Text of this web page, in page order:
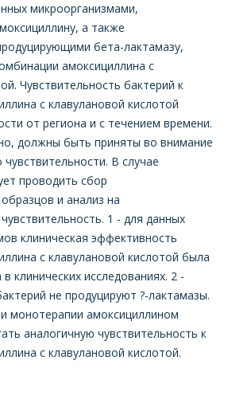
микроорганизмами,
а также
бета-лактамазу,
амоксициллина с
Чувствительность бактерий к
с клавулановой кислотой
от региона и с течением времени.
должны быть приняты во внимание
В случае
проводить сбор
и анализ на
1 - для данных
клиническая эффективность
с клавулановой кислотой была
клинических исследованиях. 2 -
не продуцируют ?-лактамазы.
монотерапии амоксициллином
аналогичную чувствительность к
с клавулановой кислотой.